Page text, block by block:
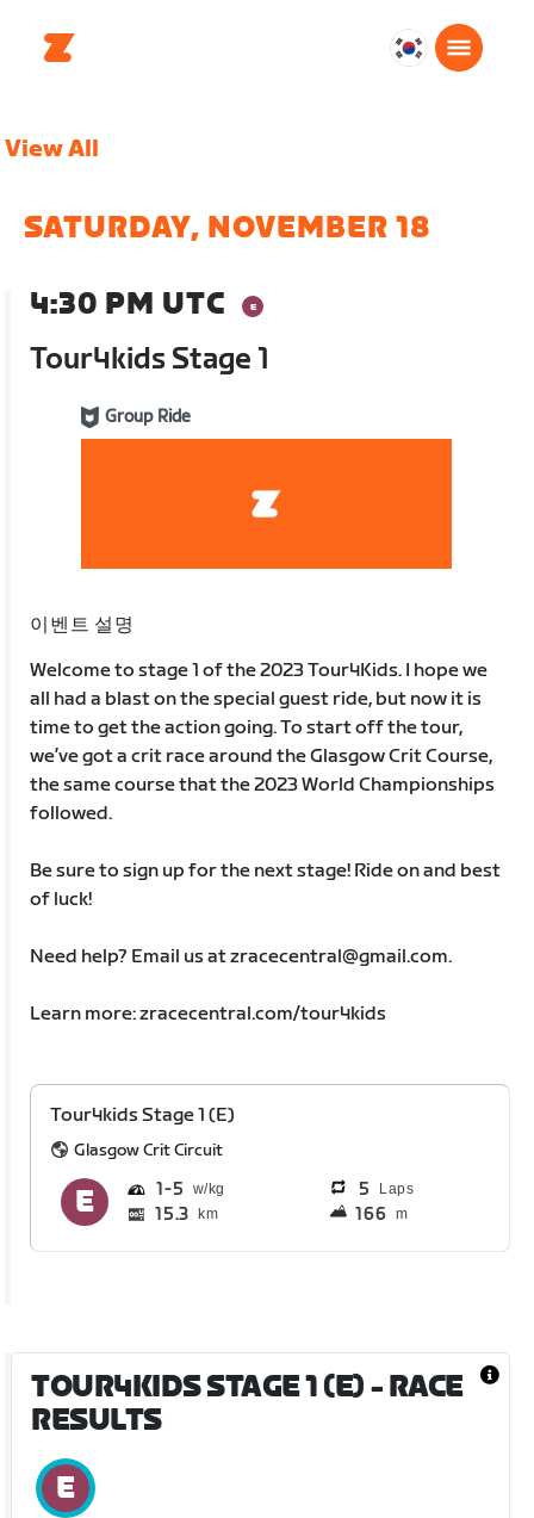
대
어
View All
SATURDAY, NOVEMBER 18
4:30 PM UTC
Tour4kids Stage 1
Group Ride
이벤트 설명
Welcome to stage 1 of the 2023 Tour4Kids. I hope we
all had a blast on the special guest ride, but now it is
time to get the action going. To start off the tour,
we’ve got a crit race around the Glasgow Crit Course,
the same course that the 2023 World Championships
followed.
Be sure to sign up for the next stage! Ride on and best
of luck!
Need help? Email us at zracecentral@gmail.com.
Learn more: zracecentral.com/tour4kids
Tour4kids Stage 1 (E)
Glasgow Crit Circuit
1 5 5 Laps
15.3 km 166 m
TOUR4KIDS STAGE 1 (E) - RACE
RESULTS